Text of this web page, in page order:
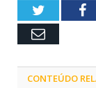
Twitter
Email
CONTEÚDO